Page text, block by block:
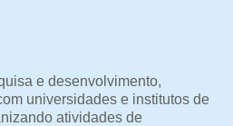
e desenvolvimento,
universidades e institutos de
atividades de